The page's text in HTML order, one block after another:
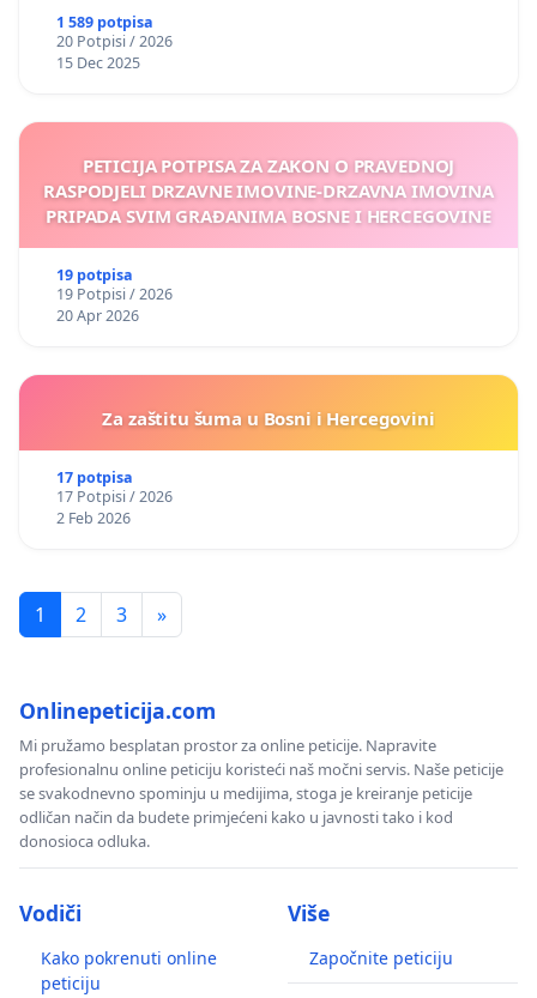
1 589 potpisa
20 Potpisi / 2026
15 Dec 2025
PETICIJA POTPISA ZA ZAKON O PRAVEDNOJ
RASPODJELI DRZAVNE IMOVINE-DRZAVNA IMOVINA
PRIPADA SVIM GRAĐANIMA BOSNE I HERCEGOVINE
19 potpisa
19 Potpisi / 2026
20 Apr 2026
Za zaštitu šuma u Bosni i Hercegovini
17 potpisa
17 Potpisi / 2026
2 Feb 2026
1 2 3 »
Onlinepeticija.com
Mi pružamo besplatan prostor za online peticije. Napravite
profesionalnu online peticiju koristeći naš močni servis. Naše peticije
se svakodnevno spominju u medijima, stoga je kreiranje peticije
odličan način da budete primjećeni kako u javnosti tako i kod
donosioca odluka.
Vodiči
Kako pokrenuti online
peticiju
Više
Započnite peticiju